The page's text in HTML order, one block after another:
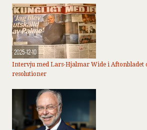
2025-12-10
Intervju med Lars-Hjalmar Wide i Aftonbladet
resolutioner